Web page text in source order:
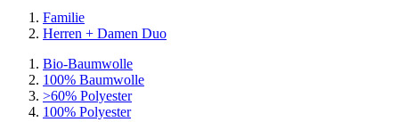
Familie
Herren + Damen Duo
Bio-Baumwolle
100% Baumwolle
>60% Polyester
100% Polyester